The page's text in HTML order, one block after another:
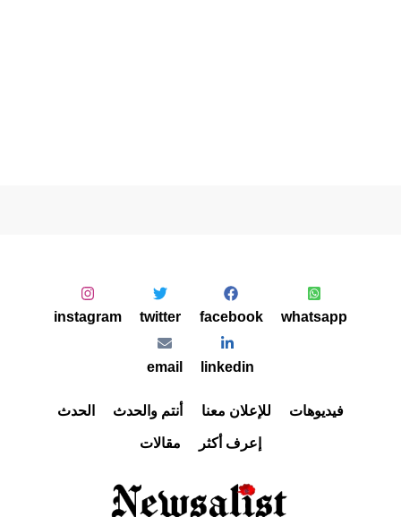
فيديوهات للإعلان معنا أنتم والحدث
الحدث
إعرف أكثر
مقالات
whatsapp
facebook
twitter
instagram
linkedin
email